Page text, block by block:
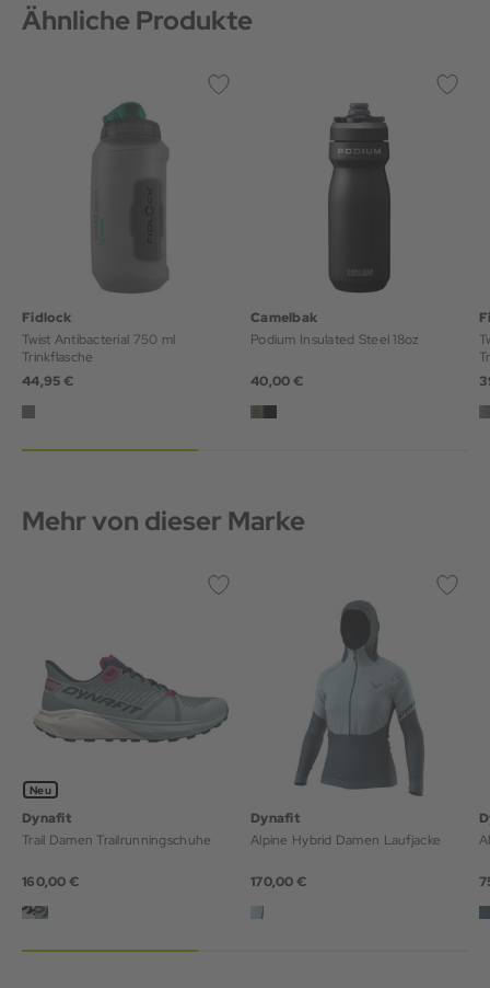
Ähnliche Produkte
Fidlock
Twist Antibacterial 750 ml
Trinkflasche
44,95 €
Camelbak
Podium Insulated Steel 18oz
40,00 €
Mehr von dieser Marke
Neu
Dynafit
Trail Damen Trailrunningschuhe
160,00 €
Dynafit
Alpine Hybrid Damen Laufjacke
170,00 €